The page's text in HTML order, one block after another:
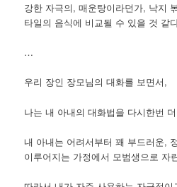
강한 자극의, 매운탕이라던가, 낙지
타일의 음식에 비교될 수 있을 것 같
…
우리 장인 장모님의 대화를 보면서,
나는 내 아내의 대화법을 다시한번
내 아내는 어려서부터 꽤 부드러운,
이루어지는 가정에서 모범생으로 자